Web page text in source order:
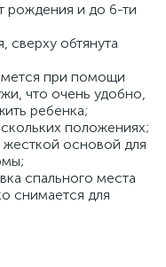
рождения и до 6-ти
сверху обтянута
при помощи
что очень удобно,
ребенка;
положениях;
основой для
спального места
снимается для